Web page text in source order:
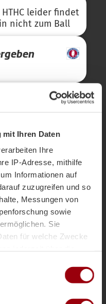
Ihren Daten
Ihre
IP-Adresse, mithilfe
Informationen auf
zuzugreifen und so
Messungen von
sowie
Sie
für welche Zwecke
leider findet
nicht zum Ball
Ball
geht los!